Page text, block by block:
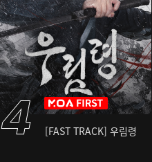
[FAST TRACK] 우림령